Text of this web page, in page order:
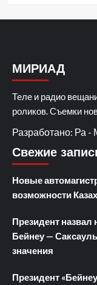
МИРИАД
Теле и радио
роликов. Съемки
Разработано: Ра -
Свежие
Новые
возможности
Президент
Бейнеу —
значения
Президент